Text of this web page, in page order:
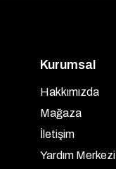
Kurumsal
Hakkımızda
Mağaza
İletişim
Yardım Merkezi